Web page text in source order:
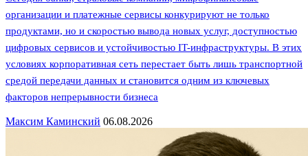
организации и платежные сервисы конкурируют не только
продуктами, но и скоростью вывода новых услуг, доступностью
цифровых сервисов и устойчивостью IT-инфраструктуры. В этих
условиях корпоративная сеть перестает быть лишь транспортной
средой передачи данных и становится одним из ключевых
факторов непрерывности бизнеса
Максим Каминский 06.08.2026